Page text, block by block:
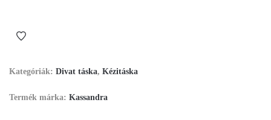
Kategóriák: Divat táska, Kézitáska
Termék márka: Kassandra